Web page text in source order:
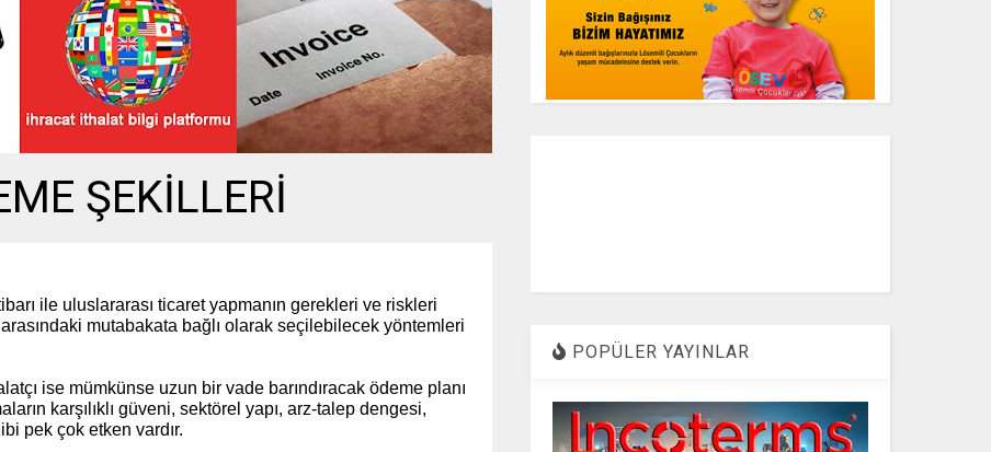
ŞEKİLLERİ
ile uluslararası ticaret yapmanın gerekleri ve riskleri
mutabakata bağlı olarak seçilebilecek yöntemleri
ise mümkünse uzun bir vade barındıracak ödeme planı
karşılıklı güveni, sektörel yapı, arz-talep dengesi,
pek çok etken vardır.
POPÜLER YAYINLAR